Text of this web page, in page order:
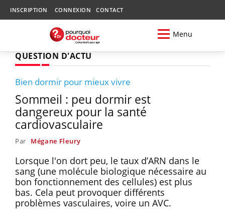
INSCRIPTION CONNEXION CONTACT
Menu
QUESTION D'ACTU
Bien dormir pour mieux vivre
Sommeil : peu dormir est
dangereux pour la santé
cardiovasculaire
Par Mégane Fleury
Lorsque l'on dort peu, le taux d’ARN dans le
sang (une molécule biologique nécessaire au
bon fonctionnement des cellules) est plus
bas. Cela peut provoquer différents
problèmes vasculaires, voire un AVC.